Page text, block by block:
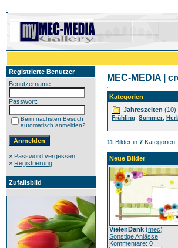
Registrierte Benutzer
Benutzername:
Passwort:
Beim nächsten Besuch
automatisch anmelden?
» Password vergessen
» Registrierung
Zufallsbild
MEC-MEDIA |
Kategorien
Jahreszeiten (10)
Frühling Sommer
11 Bilder in 7 Kategorien.
Neue Bilder
VielenDank (mec)
Sonstige Anlässe
Kommentare: 0